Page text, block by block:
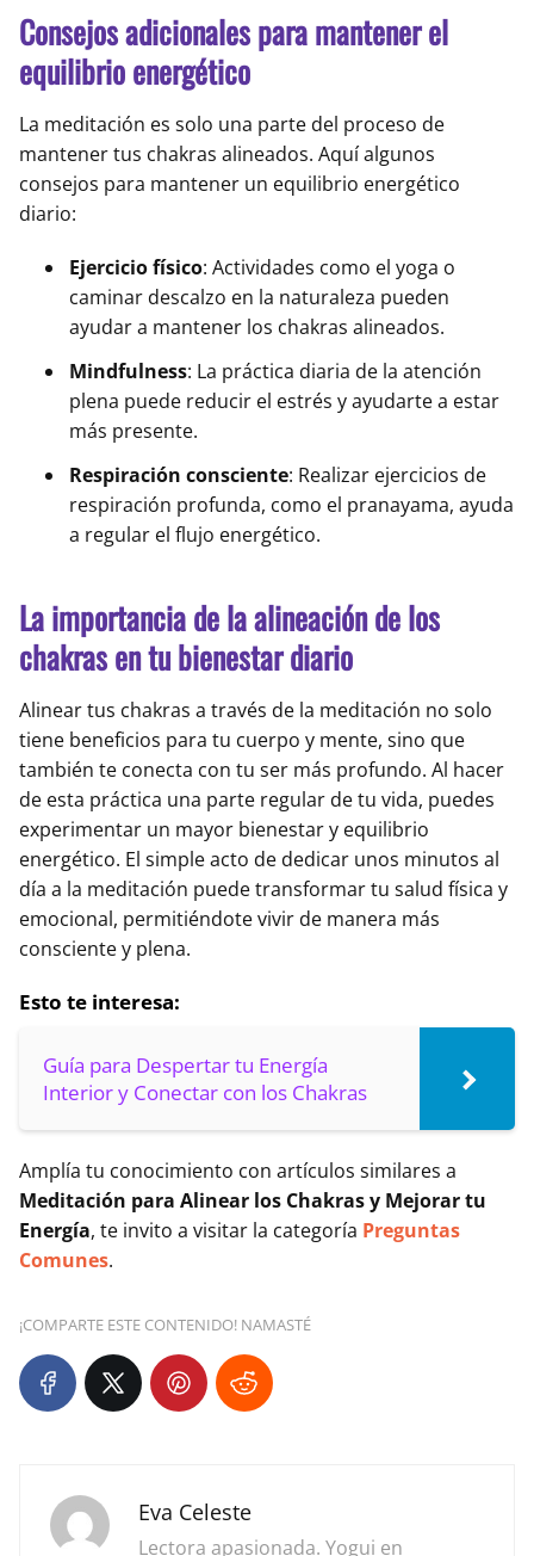
Consejos adicionales para mantener el
equilibrio energético
La meditación es solo una parte del proceso de
mantener tus chakras alineados. Aquí algunos
consejos para mantener un equilibrio energético
diario:
Ejercicio físico: Actividades como el yoga o
caminar descalzo en la naturaleza pueden
ayudar a mantener los chakras alineados.
Mindfulness: La práctica diaria de la atención
plena puede reducir el estrés y ayudarte a estar
más presente.
Respiración consciente: Realizar ejercicios de
respiración profunda, como el pranayama, ayuda
a regular el flujo energético.
La importancia de la alineación de los
chakras en tu bienestar diario
Alinear tus chakras a través de la meditación no solo
tiene beneficios para tu cuerpo y mente, sino que
también te conecta con tu ser más profundo. Al hacer
de esta práctica una parte regular de tu vida, puedes
experimentar un mayor bienestar y equilibrio
energético. El simple acto de dedicar unos minutos al
día a la meditación puede transformar tu salud física y
emocional, permitiéndote vivir de manera más
consciente y plena.
Esto te interesa:
Guía para Despertar tu Energía
Interior y Conectar con los Chakras
Amplía tu conocimiento con artículos similares a
Meditación para Alinear los Chakras y Mejorar tu
Energía, te invito a visitar la categoría Preguntas
Comunes.
¡COMPARTE ESTE CONTENIDO! NAMASTÉ
Eva Celeste
Lectora apasionada. Yogui en